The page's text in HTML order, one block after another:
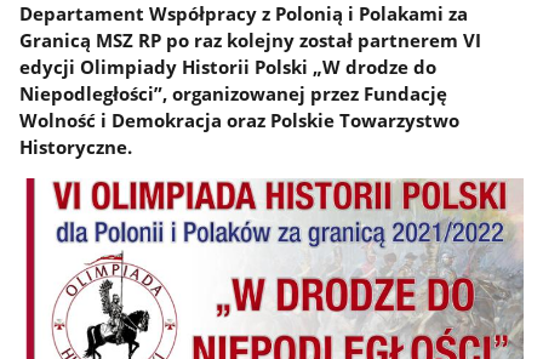
Departament Współpracy z Polonią i Polakami za
Granicą MSZ RP po raz kolejny został partnerem VI
edycji Olimpiady Historii Polski „W drodze do
Niepodległości”, organizowanej przez Fundację
Wolność i Demokracja oraz Polskie Towarzystwo
Historyczne.